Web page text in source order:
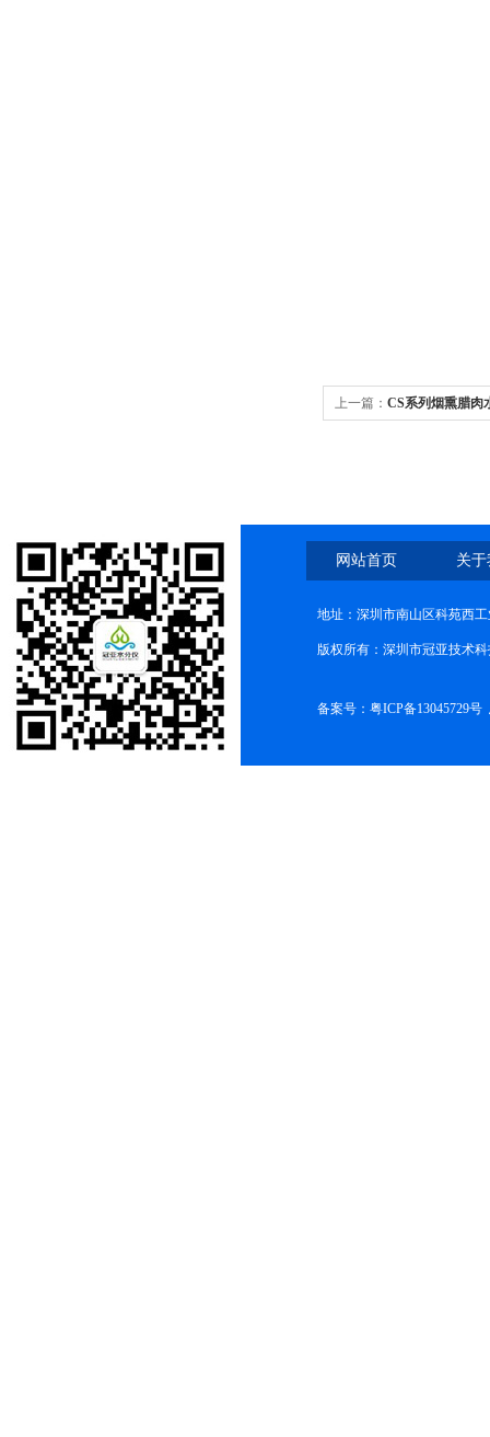
上一篇： CS系列烟熏腊肉
网站首页 关
地址：深圳市南山区科苑西
版权所有：深圳市冠亚技术
备案号： 粤ICP备13045729号